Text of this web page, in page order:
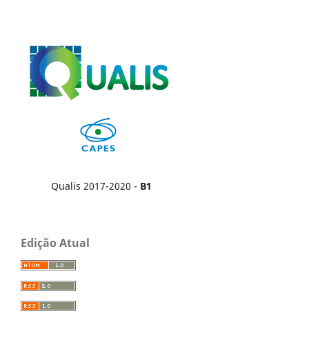
Qualis 2017-2020 - B1
Edição Atual